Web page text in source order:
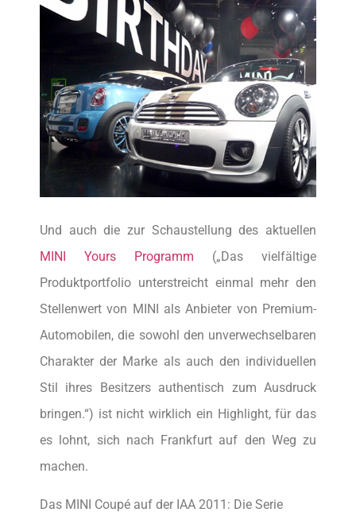
Und auch die zur Schaustellung des aktuellen
MINI Yours Programm („Das vielfältige
Produktportfolio unterstreicht einmal mehr den
Stellenwert von MINI als Anbieter von Premium-
Automobilen, die sowohl den unverwechselbaren
Charakter der Marke als auch den individuellen
Stil ihres Besitzers authentisch zum Ausdruck
bringen.“) ist nicht wirklich ein Highlight, für das
es lohnt, sich nach Frankfurt auf den Weg zu
machen.
Das MINI Coupé auf der IAA 2011: Die Serie